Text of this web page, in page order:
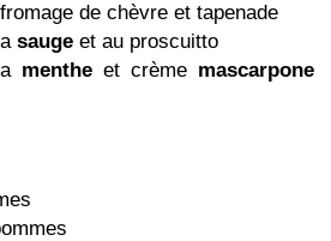
de chèvre et tapenade
sauge et au proscuitto
menthe et crème mascarpone